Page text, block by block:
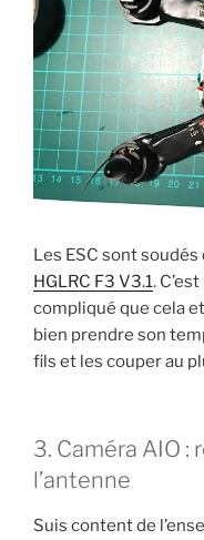
Les ESC sont
HGLRC F3 V3.1.
compliqué que cela
bien prendre son
fils et les couper au
3. Caméra AIO
l’antenne
Suis content de